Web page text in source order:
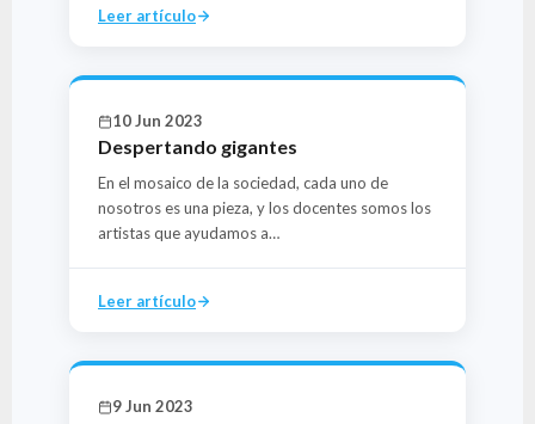
Leer artículo
10 Jun 2023
Despertando gigantes
En el mosaico de la sociedad, cada uno de
nosotros es una pieza, y los docentes somos los
artistas que ayudamos a…
Leer artículo
9 Jun 2023